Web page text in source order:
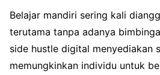
Belajar mandiri sering kali
terutama tanpa adanya
side hustle digital menyediakan
memungkinkan individu untuk